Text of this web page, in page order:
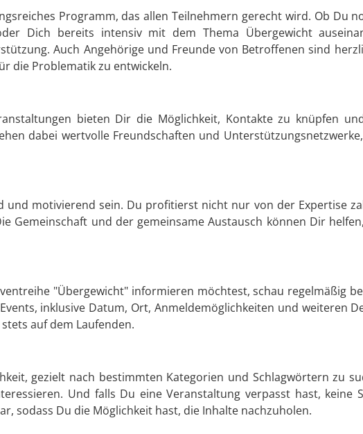
Programm, das allen Teilnehmern gerecht wird. Ob Du
Dich bereits intensiv mit dem Thema Übergewicht
Auch Angehörige und Freunde von Betroffenen sind
die Problematik zu entwickeln.
bieten Dir die Möglichkeit, Kontakte zu knüpfen
dabei wertvolle Freundschaften und
motivierend sein. Du profitierst nicht nur von der Expertise
Gemeinschaft und der gemeinsame Austausch können Dir
"Übergewicht" informieren möchtest, schau regelmäßig
inklusive Datum, Ort, Anmeldemöglichkeiten und weiteren
auf dem Laufenden.
gezielt nach bestimmten Kategorien und Schlagwörtern zu
Und falls Du eine Veranstaltung verpasst hast, keine
sodass Du die Möglichkeit hast, die Inhalte nachzuholen.